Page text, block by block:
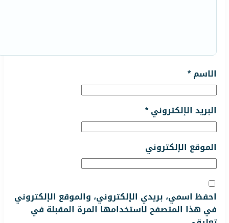
الاسم*
البريد الإلكتروني*
الموقع الإلكتروني
احفظ اسمي، بريدي الإلكتروني، والموقع الإلكتروني
في هذا المتصفح لاستخدامها المرة المقبلة في